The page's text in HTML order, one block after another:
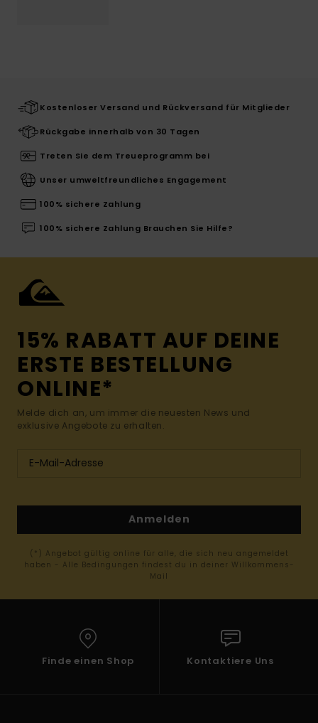
Kostenloser Versand und Rückversand für Mitglieder
Rückgabe innerhalb von 30 Tagen
Treten Sie dem Treueprogramm bei
Unser umweltfreundliches Engagement
100% sichere Zahlung
100% sichere Zahlung Brauchen Sie Hilfe?
15% RABATT AUF DEINE
ERSTE BESTELLUNG
ONLINE*
Melde dich an, um immer die neuesten News und
exklusive Angebote zu erhalten.
Anmelden
(*) Angebot gültig online für alle, die sich neu angemeldet
haben - Alle Bedingungen findest du in deiner Willkommens-
Mail
Finde einen Shop Kontaktiere Uns